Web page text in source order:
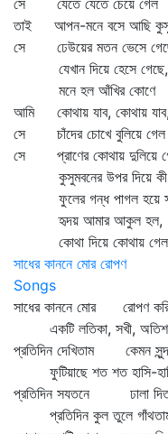
সে যেতে যেতে চেয়ে গেল
তাই আপন-মনে বসে আছি
সে ঢেউয়ের মতন ভেসে
যেখান দিয়ে হেসে গেছে,
মনে হল আঁখির কোণে
আমি কোথায় যাব, কোথায় যাব,
সে চাঁদের চোখে বুলিয়ে গেল
সে প্রাণের কোথায় দুলিয়ে
কুসুমবনের উপর দিয়ে কী
ফুলের গন্ধ পাগল হয়ে
হৃদয় আমার আকুল হল,
কোথা দিয়ে কোথায় গেল
সাধের কাননে মোর রোপণ
Songs
সাধের কাননে মোর রোপণ
একটি লতিকা, সখী,
প্রতিদিন দেখিতাম কেমন
ফুটিয়াছে শত শত হাসি-
প্রতিদিন সযতনে ঢালা
প্রতিদিন কুল তুলে গাঁথতাম